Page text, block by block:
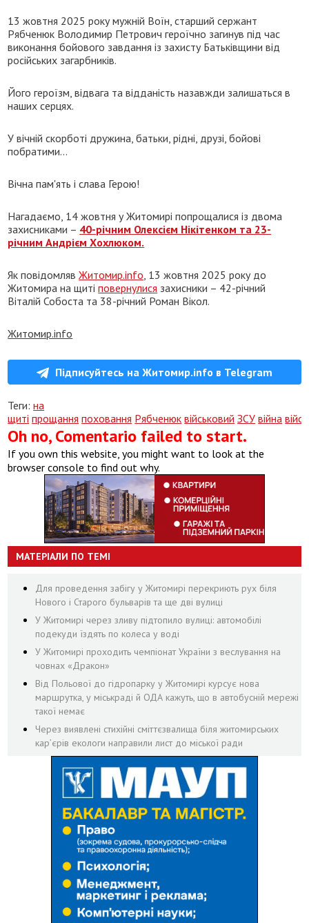
13 жовтня 2025 року мужній Воїн, старший сержант
Рябченюк Володимир Петрович героїчно загинув під час
виконання бойового завдання із захисту Батьківщини від
російських загарбників.
Його героїзм, відвага та відданість назавжди залишаться в
наших серцях.
У вічній скорботі дружина, батьки, рідні, друзі, бойові
побратими...
Вічна пам'ять і слава Герою!
Нагадаємо, 14 жовтня у Житомирі попрощалися із двома
захисниками – 40-річним Олексієм Нікітенком та 23-
річним Андрієм Хохлюком.
Як повідомлявЖитомир.info , 13 жовтня 2025 року до
Житомира на щитіповернулися захисники – 42-річний
Віталій Собоста та 38-річний Роман Вікол.
Житомир.info
Підписуйтесь на Житомир.info в Telegram
Теги:на
щиті прощання поховання Рябченюк військовий ЗСУ війна
Oh no, Comentario failed to start.
If you own this website, you might want to look at the
browser console to find out why.
МАТЕРІАЛИ ПО ТЕМІ
Для проведення забігу у Житомирі перекриють рух біля
Нового і Старого бульварів та ще дві вулиці
У Житомирі через зливу підтопило вулиці: автомобілі
подекуди їздять по колеса у воді
У Житомирі проходить чемпіонат України з веслування на
човнах «Дракон»
Від Польової до гідропарку у Житомирі курсує нова
маршрутка, у міськраді й ОДА кажуть, що в автобусній мережі
такої немає
Через виявлені стихійні сміттєзвалища біля житомирських
кар’єрів екологи направили лист до міської ради